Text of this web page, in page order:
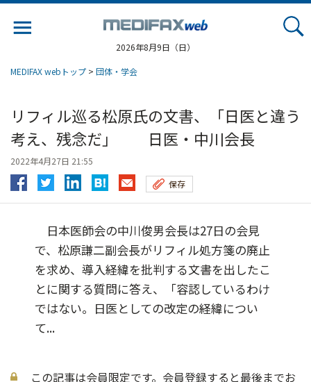
2026年8月9日（日）
MEDIFAX webトップ > 団体・学会
リフィル巡る松原氏の文書、「日医と違う
考え、残念だ」 日医・中川会長
2022年4月27日 21:55
保存
日本医師会の中川俊男会長は27日の会見
で、松原謙二副会長がリフィル処方箋の廃止
を求め、導入経緯を批判する文書を出したこ
とに関する質問に答え、「容認しているわけ
ではない。日医としての改定の経緯につい
て...
この記事は会員限定です。会員登録すると最後までお